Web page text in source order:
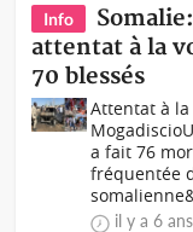
Info
attentat à la
70 blessés
Attentat à
a fait 76
fréquentée
il y a 6 ans